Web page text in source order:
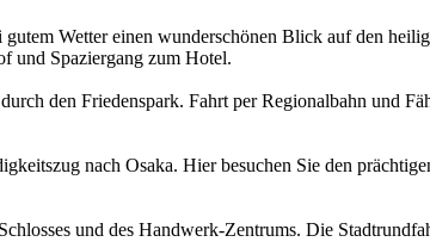
Wetter einen wunderschönen Blick auf den
und Spaziergang zum Hotel.
den Friedenspark. Fahrt per Regionalbahn und
nach Osaka. Hier besuchen Sie den
und des Handwerk-Zentrums. Die